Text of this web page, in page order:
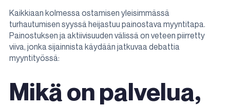
Kaikkiaan kolmessa ostamisen yleisimmässä
turhautumisen syyssä heijastuu painostava myyntitapa.
Painostuksen ja aktiivisuuden välissä on veteen piirretty
viiva, jonka sijainnista käydään jatkuvaa debattia
myyntityössä:
Mikä on palvelua,